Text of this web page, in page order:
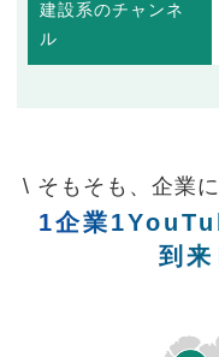
建設系のチャンネ
ル
\ そもそも、企業
1企業
到来